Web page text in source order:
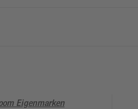
Eigenmarken